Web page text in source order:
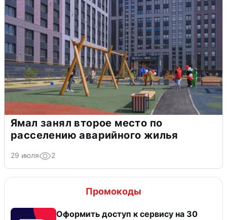
Ямал занял второе место по
расселению аварийного жилья
29 июля 2
Промокоды
Оформить доступ к сервису на 30